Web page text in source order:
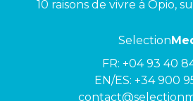
10 raisons de vivre à Opio,
Selection
FR: +04 93 40
EN/ES: +34 900